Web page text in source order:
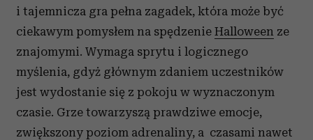
i tajemnicza gra pełna zagadek, która może być
ciekawym pomysłem na spędzenie Halloween ze
znajomymi. Wymaga sprytu i logicznego
myślenia, gdyż głównym zdaniem uczestników
jest wydostanie się z pokoju w wyznaczonym
czasie. Grze towarzyszą prawdziwe emocje,
zwiększony poziom adrenaliny, a czasami nawet